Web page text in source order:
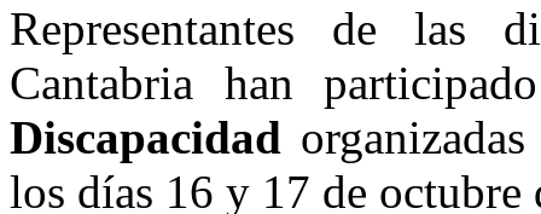
Representantes de las
Cantabria han
Discapacidad
los días 16 y 17 de octubre